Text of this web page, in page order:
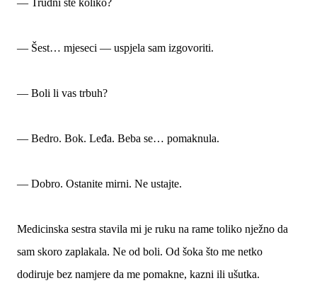
— Šest… mjeseci — uspjela sam izgovoriti.
— Boli li vas trbuh?
— Bedro. Bok. Leđa. Beba se… pomaknula.
— Dobro. Ostanite mirni. Ne ustajte.
Medicinska sestra stavila mi je ruku na rame toliko nježno da
sam skoro zaplakala. Ne od boli. Od šoka što me netko
dodiruje bez namjere da me pomakne, kazni ili ušutka.